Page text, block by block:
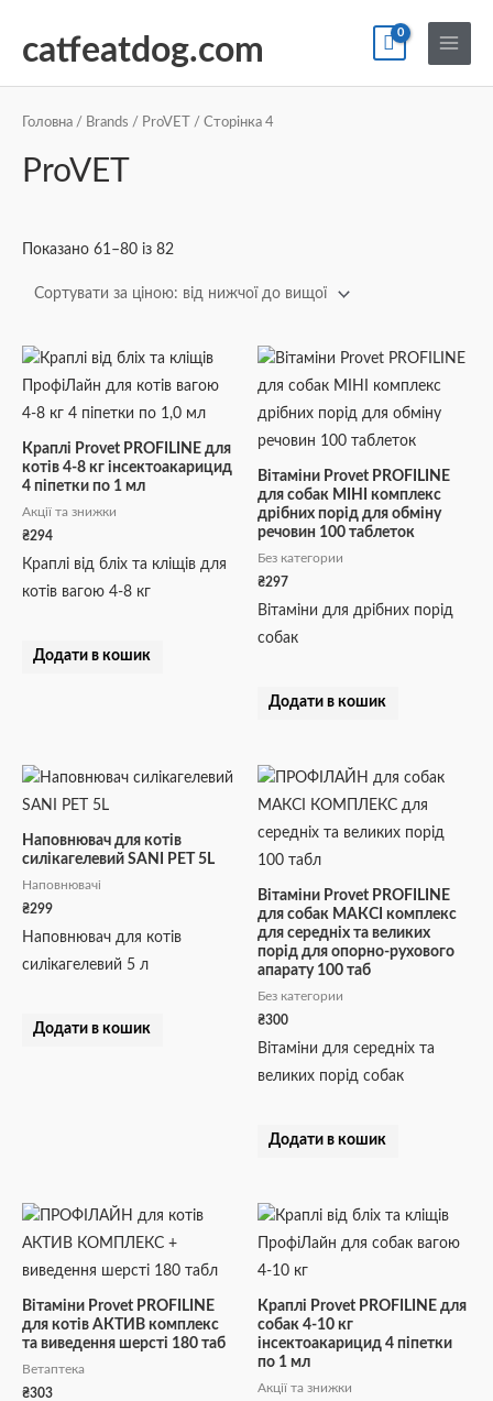
catfeatdog.com
Main
Menu
Головна / Brands / ProVET / Сторінка 4
ProVET
Показано 61–80 із 82
ціною:
Краплі Provet PROFILINE для
котів 4-8 кг інсектоакарицид
4 піпетки по 1 мл
Акції та знижки
₴294
Краплі від бліх та кліщів для
котів вагою 4-8 кг
Додати в кошик
Вітаміни Provet PROFILINE
для собак МІНІ комплекс
дрібних порід для обміну
речовин 100 таблеток
Без категории
₴297
Вітаміни для дрібних порід
собак
Додати в кошик
Наповнювач для котів
силікагелевий SANI PET 5L
Наповнювачі
₴299
Наповнювач для котів
силікагелевий 5 л
Додати в кошик
Вітаміни Provet PROFILINE
для собак МАКСІ комплекс
для середніх та великих
порід для опорно-рухового
апарату 100 таб
Без категории
₴300
Вітаміни для середніх та
великих порід собак
Додати в кошик
Вітаміни Provet PROFILINE
для котів АКТИВ комплекс
та виведення шерсті 180 таб
Ветаптека
₴303
Краплі Provet PROFILINE для
собак 4-10 кг
інсектоакарицид 4 піпетки
по 1 мл
Акції та знижки